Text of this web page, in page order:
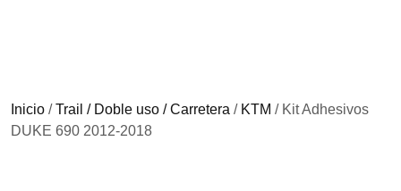
Inicio /Trail / Doble uso / Carretera / KTM / Kit Adhesivos
DUKE 690 2012-2018